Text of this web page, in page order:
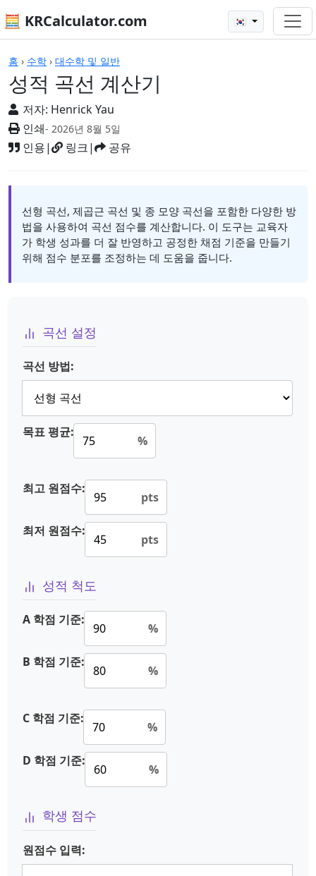
🧮 KRCalculator.com 🇰🇷
홈 › 수학 › 대수학 및 일반
성적 곡선 계산기
저자: Henrick Yau
인쇄- 2026년 8월 5일
인용| 링크| 공유
계산기
선형 곡선, 제곱근 곡선 및 종 모양 곡선을 포함한 다양한 방
법을 사용하여 곡선 점수를 계산합니다. 이 도구는 교육자
가 학생 성과를 더 잘 반영하고 공정한 채점 기준을 만들기
위해 점수 분포를 조정하는 데 도움을 줍니다.
곡선 설정
곡선 방법:
목표 평균:
%
최고 원점수:
pts
최저 원점수:
pts
성적 척도
A 학점 기준:
%
B 학점 기준:
%
C 학점 기준:
%
D 학점 기준:
%
학생 점수
원점수 입력: